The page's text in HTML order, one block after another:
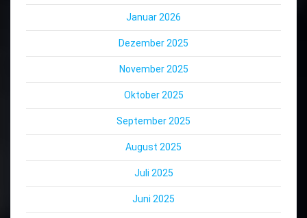
Januar 2026
Dezember 2025
November 2025
Oktober 2025
September 2025
August 2025
Juli 2025
Juni 2025